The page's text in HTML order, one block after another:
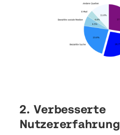
2. Verbesserte
Nutzererfahrung